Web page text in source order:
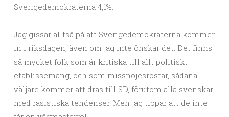
Sverigedemokraterna 4,1%.
Jag gissar alltså på att Sverigedemokraterna kommer
in i riksdagen, även om jag inte önskar det. Det finns
så mycket folk som är kritiska till allt politiskt
etablissemang, och som missnöjesröstar, sådana
väljare kommer att dras till SD, förutom alla svenskar
med rasistiska tendenser. Men jag tippar att de inte